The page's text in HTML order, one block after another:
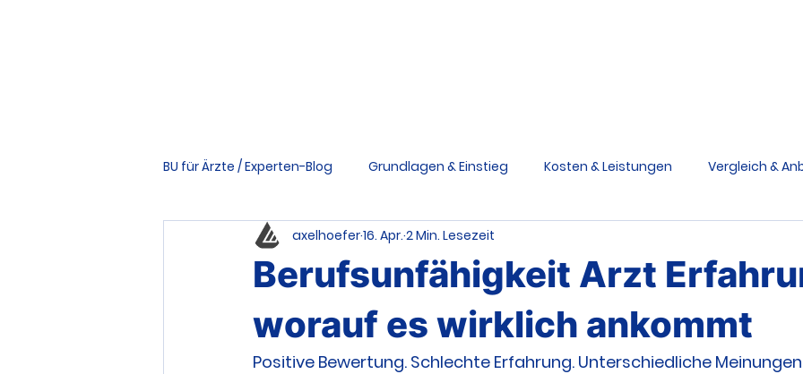
BU für Ärzte / Experten-Blog Grundlagen & Einstieg Kosten & Leistungen Vergleich &
Vertrag & Bedingungen Risiken & Ursachen
Schwere Krankheiten Schutz Grundfähigkeitsversicherung
Berufsunfähigkeit Arzt
worauf es wirklich ankommt
axelhoefer16. Apr. 2 Min. Lesezeit
Positive Bewertung. Schlechte Erfahrung. Unterschiedliche